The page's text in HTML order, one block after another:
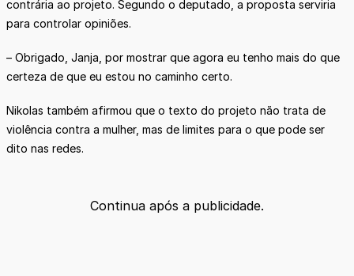
contrária ao projeto. Segundo o deputado, a proposta serviria
para controlar opiniões.
– Obrigado, Janja, por mostrar que agora eu tenho mais do que
certeza de que eu estou no caminho certo.
Nikolas também afirmou que o texto do projeto não trata de
violência contra a mulher, mas de limites para o que pode ser
dito nas redes.
Continua após a publicidade.